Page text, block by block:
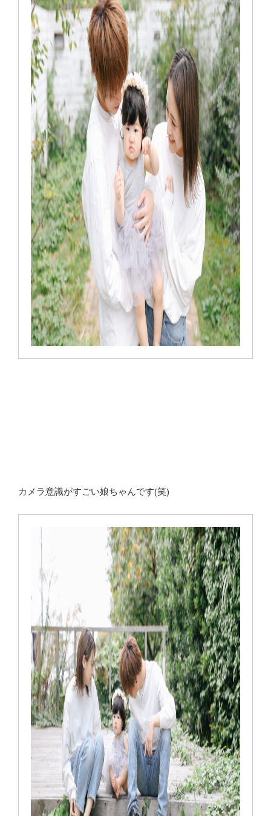
カメラ意識がすごい娘ちゃんです(笑)